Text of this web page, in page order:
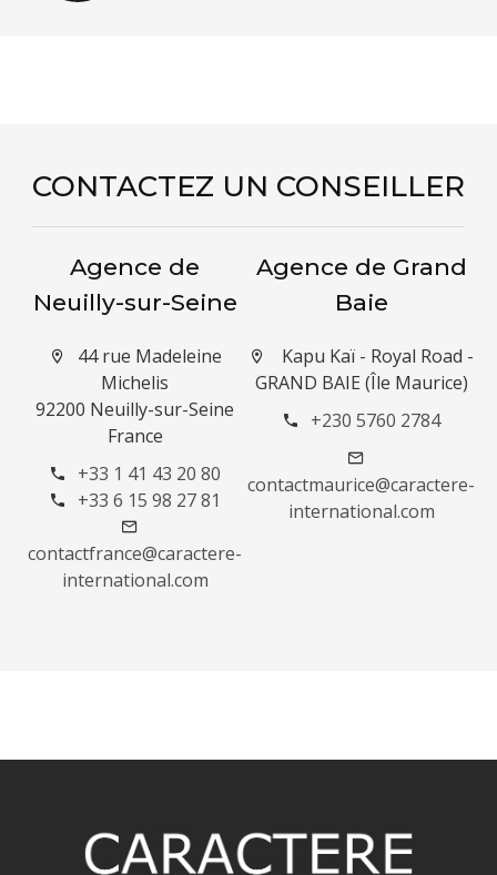
CONTACTEZ UN CONSEILLER
Agence de
Neuilly-sur-Seine
44 rue Madeleine
Michelis
92200 Neuilly-sur-Seine
France
+33 1 41 43 20 80
+33 6 15 98 27 81
contactfrance@caractere-
international.com
Agence de Grand
Baie
Kapu Kaï - Royal Road -
GRAND BAIE (Île Maurice)
+230 5760 2784
contactmaurice@caractere-
international.com